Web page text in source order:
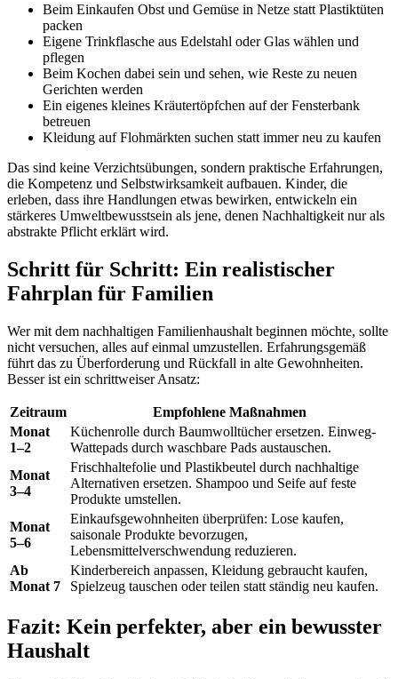
Beim Einkaufen Obst und Gemüse in Netze statt Plastiktüten
packen
Eigene Trinkflasche aus Edelstahl oder Glas wählen und
pflegen
Beim Kochen dabei sein und sehen, wie Reste zu neuen
Gerichten werden
Ein eigenes kleines Kräutertöpfchen auf der Fensterbank
betreuen
Kleidung auf Flohmärkten suchen statt immer neu zu kaufen
Das sind keine Verzichtsübungen, sondern praktische Erfahrungen,
die Kompetenz und Selbstwirksamkeit aufbauen. Kinder, die
erleben, dass ihre Handlungen etwas bewirken, entwickeln ein
stärkeres Umweltbewusstsein als jene, denen Nachhaltigkeit nur als
abstrakte Pflicht erklärt wird.
Schritt für Schritt: Ein realistischer
Fahrplan für Familien
Wer mit dem nachhaltigen Familienhaushalt beginnen möchte, sollte
nicht versuchen, alles auf einmal umzustellen. Erfahrungsgemäß
führt das zu Überforderung und Rückfall in alte Gewohnheiten.
Besser ist ein schrittweiser Ansatz:
Zeitraum
Empfohlene Maßnahmen
Monat
1–2
Küchenrolle durch Baumwolltücher ersetzen. Einweg-
Wattepads durch waschbare Pads austauschen.
Monat
3–4
Frischhaltefolie und Plastikbeutel durch nachhaltige
Alternativen ersetzen. Shampoo und Seife auf feste
Produkte umstellen.
Monat
5–6
Einkaufsgewohnheiten überprüfen: Lose kaufen,
saisonale Produkte bevorzugen,
Lebensmittelverschwendung reduzieren.
Ab
Monat 7
Kinderbereich anpassen, Kleidung gebraucht kaufen,
Spielzeug tauschen oder teilen statt ständig neu kaufen.
Fazit: Kein perfekter, aber ein bewusster
Haushalt